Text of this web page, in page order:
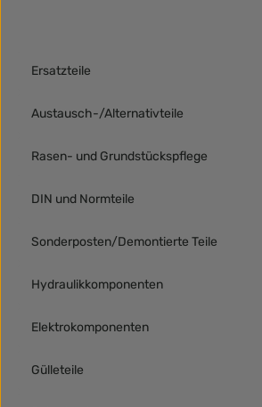
Ersatzteile
Austausch-/Alternativteile
Rasen- und Grundstückspflege
DIN und Normteile
Sonderposten/Demontierte Teile
Hydraulikkomponenten
Elektrokomponenten
Gülleteile